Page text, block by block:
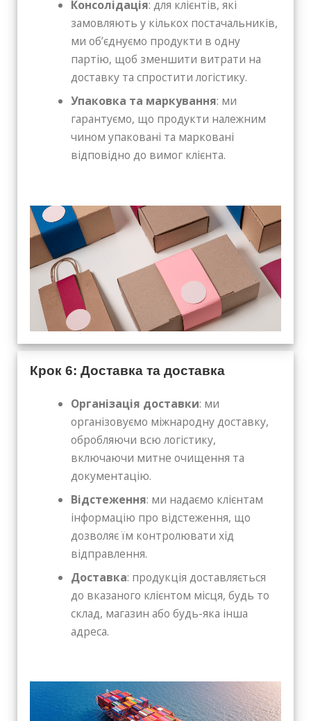
Консолідація: для клієнтів, які
замовляють у кількох постачальників,
ми об’єднуємо продукти в одну
партію, щоб зменшити витрати на
доставку та спростити логістику.
Упаковка та маркування: ми
гарантуємо, що продукти належним
чином упаковані та марковані
відповідно до вимог клієнта.
Крок 6: Доставка та доставка
Організація доставки: ми
організовуємо міжнародну доставку,
обробляючи всю логістику,
включаючи митне очищення та
документацію.
Відстеження: ми надаємо клієнтам
інформацію про відстеження, що
дозволяє їм контролювати хід
відправлення.
Доставка: продукція доставляється
до вказаного клієнтом місця, будь то
склад, магазин або будь-яка інша
адреса.